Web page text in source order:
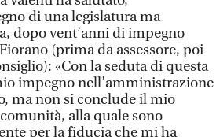
di una legislatura ma
dopo vent’anni di impegno
(prima da assessore, poi
«Con la seduta di questa
impegno nell’amministrazione
ma non si conclude il mio
alla quale sono
per la fiducia che mi ha